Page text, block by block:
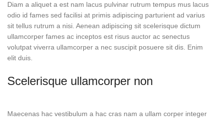
Diam a aliquet a est nam lacus pulvinar rutrum tempus mus lacus
odio id fames sed facilisi at primis adipiscing parturient ad varius
sit tellus rutrum a nisi. Aenean adipiscing sit scelerisque dictum
ullamcorper fames ac inceptos est risus auctor ac senectus
volutpat viverra ullamcorper a nec suscipit posuere sit dis. Enim
elit duis.
Scelerisque ullamcorper non
Maecenas hac vestibulum a hac cras nam a ullam corper integer